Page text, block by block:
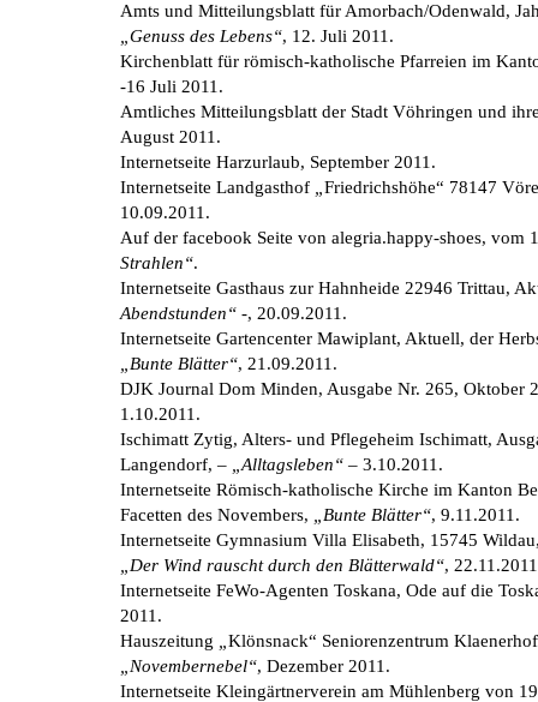
Amts und Mitteilungsblatt für Amorbach/Odenwald,
„Genuss des Lebens“, 12. Juli 2011.
Kirchenblatt für römisch-katholische Pfarreien im
-16 Juli 2011.
Amtliches Mitteilungsblatt der Stadt Vöhringen und
August 2011.
Internetseite Harzurlaub, September 2011.
Internetseite Landgasthof
Friedrichshöhe“ 78147
10.09.2011.
Auf der facebook Seite von alegria.happy-shoes, vom
Strahlen“.
Internetseite Gasthaus zur Hahnheide 22946 Trittau,
Abendstunden“ -, 20.09.2011.
Internetseite Gartencenter Mawiplant, Aktuell, der
„Bunte Blätter“, 21.09.2011.
DJK Journal Dom Minden, Ausgabe Nr. 265, Oktober
1.10.2011.
Ischimatt Zytig, Alters- und Pflegeheim Ischimatt,
Langendorf, –
„Alltagsleben“ – 3.10.2011.
Internetseite Römisch-katholische Kirche im Kanton
Facetten des Novembers,
„Bunte Blätter“, 9.11.2011.
Internetseite Gymnasium Villa Elisabeth, 15745
„Der Wind rauscht durch den Blätterwald“,
Internetseite FeWo-Agenten Toskana, Ode auf die
2011.
Hauszeitung
Klönsnack“ Seniorenzentrum
„Novembernebel“, Dezember 2011.
Internetseite Kleingärtnerverein am Mühlenberg von